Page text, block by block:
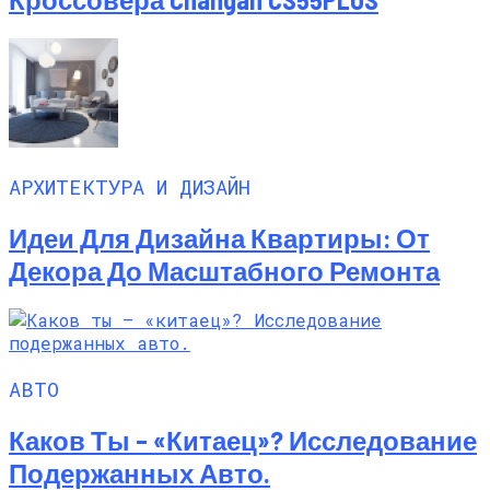
АРХИТЕКТУРА И ДИЗАЙН
Идеи Для Дизайна Квартиры: От
Декора До Масштабного Ремонта
АВТО
Каков Ты – «китаец»? Исследование
Подержанных Авто.